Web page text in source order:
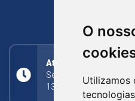
O
Utilizamos
Atendimento
Segunda a Sexta: 8h
13h30min às 17h